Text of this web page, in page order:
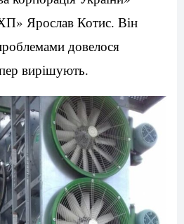
Ярослав Котис. Він
довелося
вирішують.